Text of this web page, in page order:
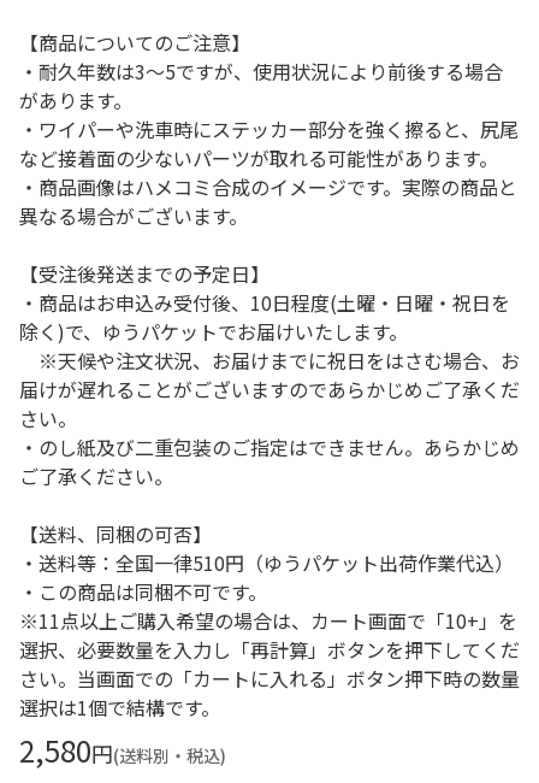
【商品についてのご注意】
・耐久年数は3～5ですが、使用状況により前後する場合
があります。
・ワイパーや洗車時にステッカー部分を強く擦ると、尻尾
など接着面の少ないパーツが取れる可能性があります。
・商品画像はハメコミ合成のイメージです。実際の商品と
異なる場合がございます。
【受注後発送までの予定日】
・商品はお申込み受付後、10日程度(土曜・日曜・祝日を
除く)で、ゆうパケットでお届けいたします。
※天候や注文状況、お届けまでに祝日をはさむ場合、お
届けが遅れることがございますのであらかじめご了承くだ
さい。
・のし紙及び二重包装のご指定はできません。あらかじめ
ご了承ください。
【送料、同梱の可否】
・送料等：全国一律510円（ゆうパケット出荷作業代込）
・この商品は同梱不可です。
※11点以上ご購入希望の場合は、カート画面で「10+」を
選択、必要数量を入力し「再計算」ボタンを押下してくだ
さい。当画面での「カートに入れる」ボタン押下時の数量
選択は1個で結構です。
2,580円(送料別・税込)